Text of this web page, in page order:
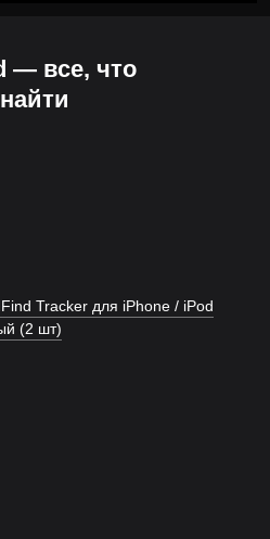
— все, что
Tracker для iPhone / iPod
(2 шт)